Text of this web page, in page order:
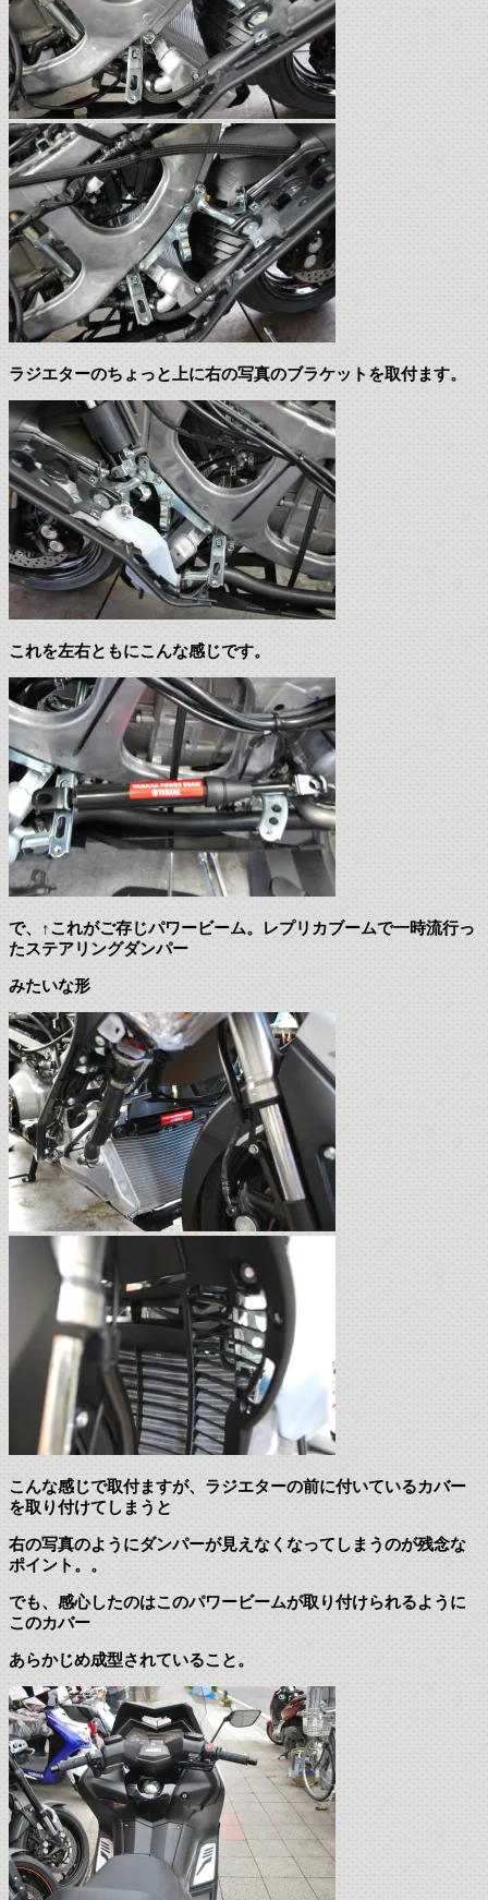
ラジエターのちょっと上に右の写真のブラケットを取付ます。
これを左右ともにこんな感じです。
で、↑これがご存じパワービーム。レプリカブームで一時流行っ
たステアリングダンパー
みたいな形
こんな感じで取付ますが、ラジエターの前に付いているカバー
を取り付けてしまうと
右の写真のようにダンパーが見えなくなってしまうのが残念な
ポイント。。
でも、感心したのはこのパワービームが取り付けられるように
このカバー
あらかじめ成型されていること。